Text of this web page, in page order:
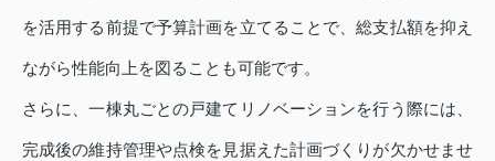
を活用する前提で予算計画を立てることで、総支払額を抑え
ながら性能向上を図ることも可能です。
さらに、一棟丸ごとの戸建てリノベーションを行う際には、
完成後の維持管理や点検を見据えた計画づくりが欠かせませ